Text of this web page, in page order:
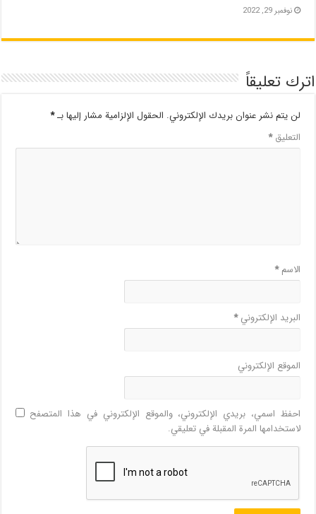
نوفمبر 29, 2022
اترك تعليقاً
لن يتم نشر عنوان بريدك الإلكتروني. الحقول الإلزامية مشار إليها بـ*
التعليق*
الاسم*
البريد الإلكتروني*
الموقع الإلكتروني
احفظ اسمي، بريدي الإلكتروني، والموقع الإلكتروني في هذا المتصفح
لاستخدامها المرة المقبلة في تعليقي.